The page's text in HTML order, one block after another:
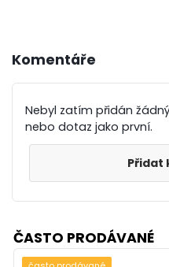
Komentáře
Nebyl zatím přidán
nebo dotaz jako první.
Přidat
ČASTO PRODÁVANÉ